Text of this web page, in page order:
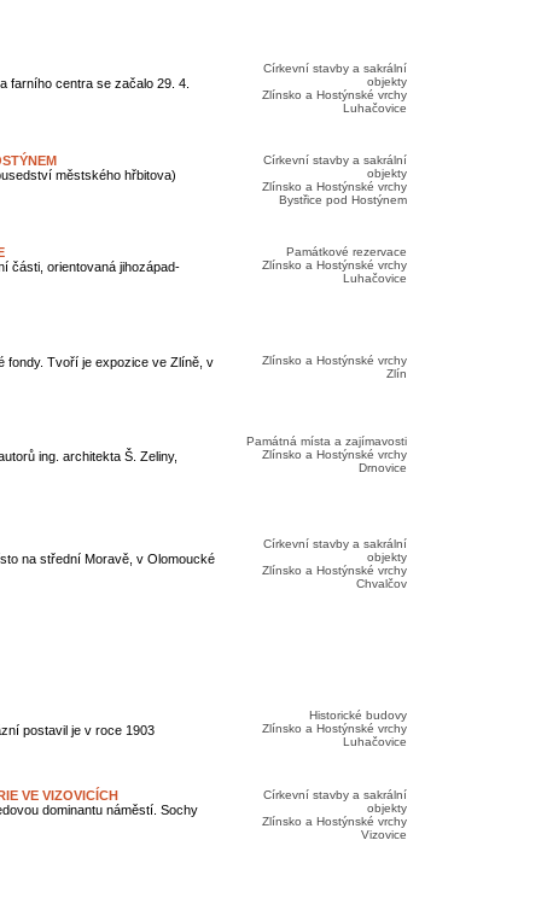
farního centra se začalo 29. 4.
Církevní stavby a sakrální
objekty
Zlínsko a Hostýnské vrchy
Luhačovice
městského hřbitova)
Církevní stavby a sakrální
objekty
Zlínsko a Hostýnské vrchy
Bystřice pod Hostýnem
části, orientovaná jihozápad-
Památkové rezervace
Zlínsko a Hostýnské vrchy
Luhačovice
fondy. Tvoří je expozice ve Zlíně, v
Zlínsko a Hostýnské vrchy
Zlín
ing. architekta Š. Zeliny,
Památná místa a zajímavosti
Zlínsko a Hostýnské vrchy
Drnovice
na střední Moravě, v Olomoucké
Církevní stavby a sakrální
objekty
Zlínsko a Hostýnské vrchy
Chvalčov
postavil je v roce 1903
Historické budovy
Zlínsko a Hostýnské vrchy
Luhačovice
VE VIZOVICÍCH
dominantu náměstí. Sochy
Církevní stavby a sakrální
objekty
Zlínsko a Hostýnské vrchy
Vizovice